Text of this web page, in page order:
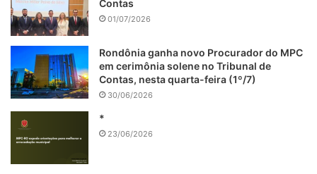
Contas
01/07/2026
Rondônia ganha novo Procurador do MPC
em cerimônia solene no Tribunal de
Contas, nesta quarta-feira (1º/7)
30/06/2026
*
23/06/2026